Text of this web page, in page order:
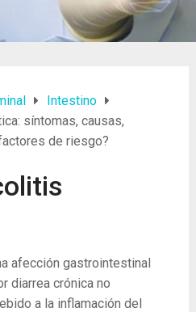
Intestino
síntomas, causas,
de riesgo?
afección gastrointestinal
diarrea crónica no
a la inflamación del